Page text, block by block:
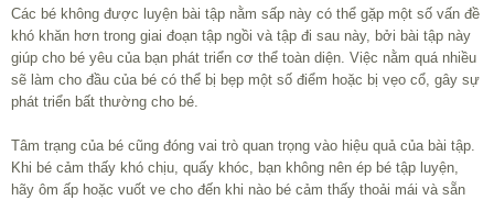
Các bé không được luyện bài tập nằm sấp này có thể gặp một số vấn đề
khó khăn hơn trong giai đoạn tập ngồi và tập đi sau này, bởi bài tập này
giúp cho bé yêu của bạn phát triển cơ thể toàn diện. Việc nằm quá nhiều
sẽ làm cho đầu của bé có thể bị bẹp một số điểm hoặc bị vẹo cổ, gây sự
phát triển bất thường cho bé.
Tâm trạng của bé cũng đóng vai trò quan trọng vào hiệu quả của bài tập.
Khi bé cảm thấy khó chịu, quấy khóc, bạn không nên ép bé tập luyện,
hãy ôm ấp hoặc vuốt ve cho đến khi nào bé cảm thấy thoải mái và sẵn